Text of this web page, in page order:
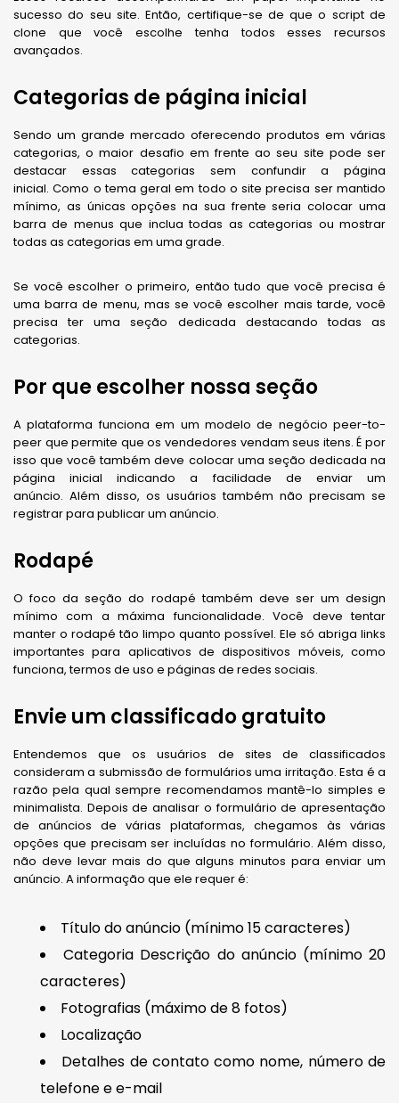
sucesso do seu site. Então, certifique-se de que o script de
clone que você escolhe tenha todos esses recursos
avançados.
Categorias de página inicial
Sendo um grande mercado oferecendo produtos em várias
categorias, o maior desafio em frente ao seu site pode ser
destacar essas categorias sem confundir a página
inicial. Como o tema geral em todo o site precisa ser mantido
mínimo, as únicas opções na sua frente seria colocar uma
barra de menus que inclua todas as categorias ou mostrar
todas as categorias em uma grade.
Se você escolher o primeiro, então tudo que você precisa é
uma barra de menu, mas se você escolher mais tarde, você
precisa ter uma seção dedicada destacando todas as
categorias.
Por que escolher nossa seção
A plataforma funciona em um modelo de negócio peer-to-
peer que permite que os vendedores vendam seus itens. É por
isso que você também deve colocar uma seção dedicada na
página inicial indicando a facilidade de enviar um
anúncio. Além disso, os usuários também não precisam se
registrar para publicar um anúncio.
Rodapé
O foco da seção do rodapé também deve ser um design
mínimo com a máxima funcionalidade. Você deve tentar
manter o rodapé tão limpo quanto possível. Ele só abriga links
importantes para aplicativos de dispositivos móveis, como
funciona, termos de uso e páginas de redes sociais.
Envie um classificado gratuito
Entendemos que os usuários de sites de classificados
consideram a submissão de formulários uma irritação. Esta é a
razão pela qual sempre recomendamos mantê-lo simples e
minimalista. Depois de analisar o formulário de apresentação
de anúncios de várias plataformas, chegamos às várias
opções que precisam ser incluídas no formulário. Além disso,
não deve levar mais do que alguns minutos para enviar um
anúncio. A informação que ele requer é:
Título do anúncio (mínimo 15 caracteres)
Categoria Descrição do anúncio (mínimo 20
caracteres)
Fotografias (máximo de 8 fotos)
Localização
Detalhes de contato como nome, número de
telefone e e-mail